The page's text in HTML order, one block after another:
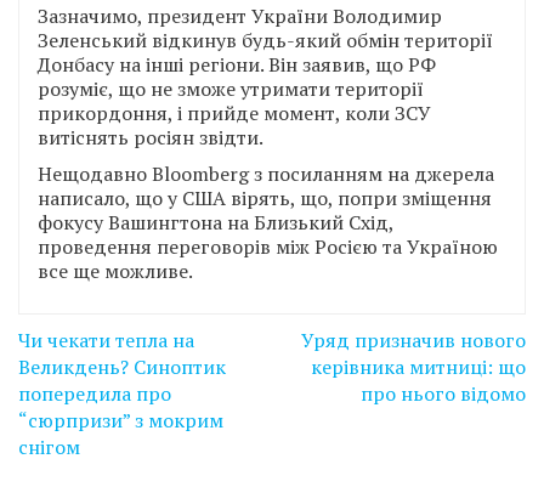
Зазначимо, президент України Володимир
Зеленський відкинув будь-який обмін території
Донбасу на інші регіони. Він заявив, що РФ
розуміє, що не зможе утримати території
прикордоння, і прийде момент, коли ЗСУ
витіснять росіян звідти.
Нещодавно Bloomberg з посиланням на джерела
написало, що у США вірять, що, попри зміщення
фокусу Вашингтона на Близький Схід,
проведення переговорів між Росією та Україною
все ще можливе.
Навігація
записів
Чи чекати тепла на
Великдень? Синоптик
попередила про
“сюрпризи” з мокрим
снігом
Уряд призначив нового
керівника митниці: що
про нього відомо